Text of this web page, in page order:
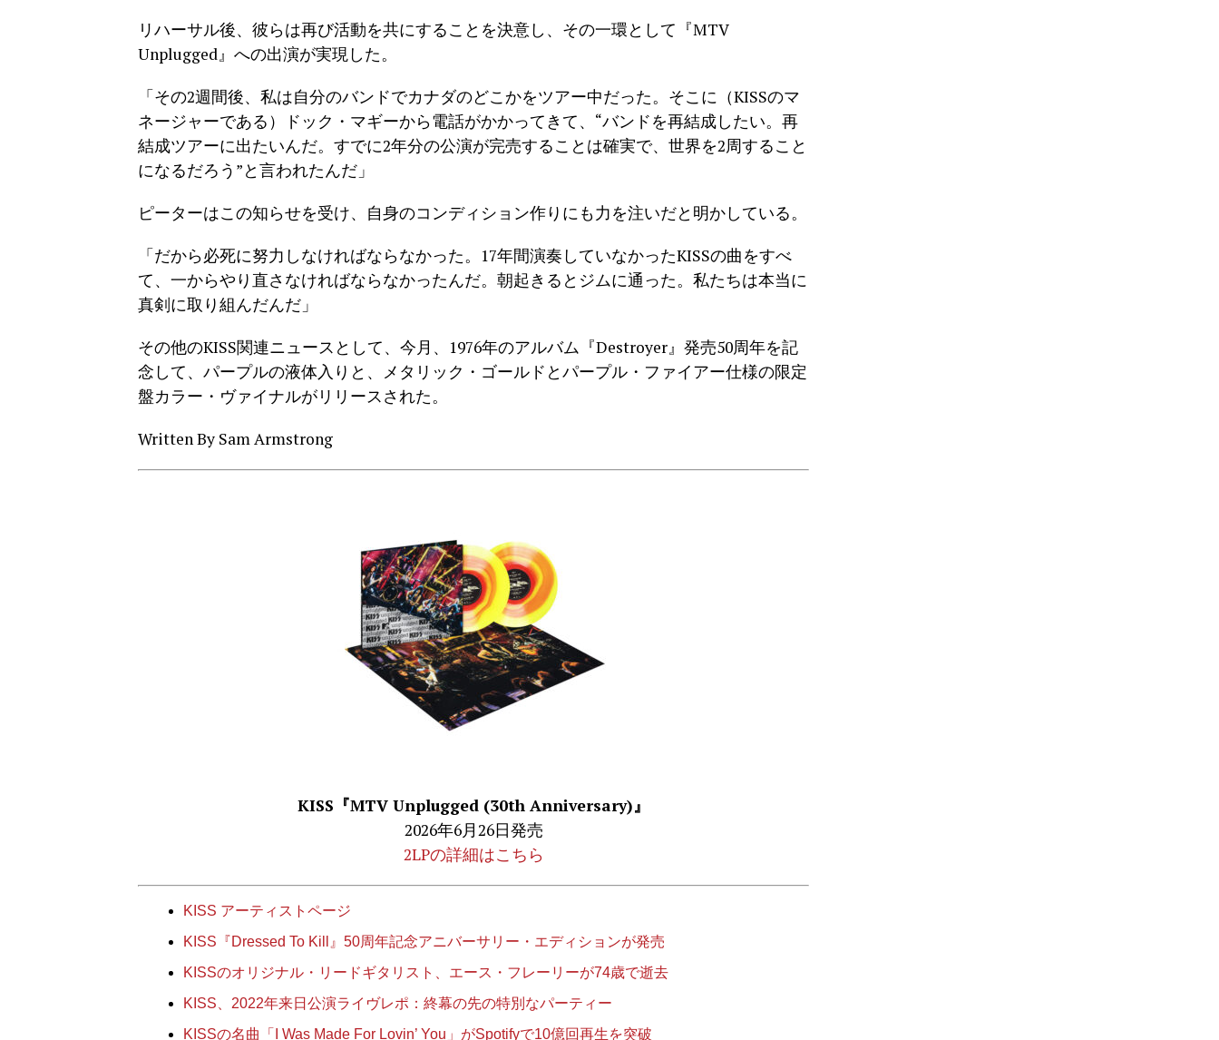
リハーサル後、彼らは再び活動を共にすることを決意し、その一環として『MTV
Unplugged』への出演が実現した。
「その2週間後、私は自分のバンドでカナダのどこかをツアー中だった。そこに（KISSのマ
ネージャーである）ドック・マギーから電話がかかってきて、“バンドを再結成したい。再
結成ツアーに出たいんだ。すでに2年分の公演が完売することは確実で、世界を2周すること
になるだろう”と言われたんだ」
ピーターはこの知らせを受け、自身のコンディション作りにも力を注いだと明かしている。
「だから必死に努力しなければならなかった。17年間演奏していなかったKISSの曲をすべ
て、一からやり直さなければならなかったんだ。朝起きるとジムに通った。私たちは本当に
真剣に取り組んだんだ」
その他のKISS関連ニュースとして、今月、1976年のアルバム『Destroyer』発売50周年を記
念して、パープルの液体入りと、メタリック・ゴールドとパープル・ファイアー仕様の限定
盤カラー・ヴァイナルがリリースされた。
Written By Sam Armstrong
KISS『MTV Unplugged (30th Anniversary)』
2026年6月26日発売
2LPの詳細はこちら
KISS アーティストページ
KISS『Dressed To Kill』50周年記念アニバーサリー・エディションが発売
KISSのオリジナル・リードギタリスト、エース・フレーリーが74歳で逝去
KISS、2022年来日公演ライヴレポ：終幕の先の特別なパーティー
KISSの名曲「I Was Made For Lovin’ You」がSpotifyで10億回再生を突破